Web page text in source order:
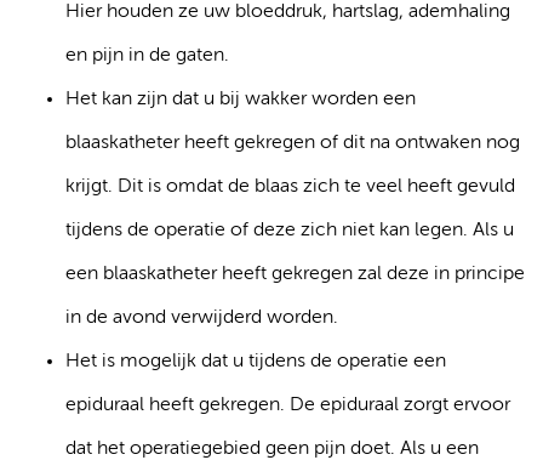
Hier houden ze uw bloeddruk, hartslag, ademhaling
en pijn in de gaten.
Het kan zijn dat u bij wakker worden een
blaaskatheter heeft gekregen of dit na ontwaken nog
krijgt. Dit is omdat de blaas zich te veel heeft gevuld
tijdens de operatie of deze zich niet kan legen. Als u
een blaaskatheter heeft gekregen zal deze in principe
in de avond verwijderd worden.
Het is mogelijk dat u tijdens de operatie een
epiduraal heeft gekregen. De epiduraal zorgt ervoor
dat het operatiegebied geen pijn doet. Als u een